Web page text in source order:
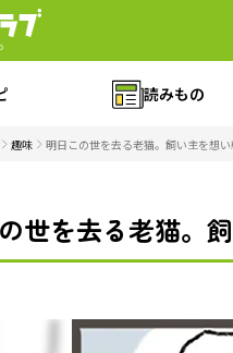
読みもの
趣味 明日この世を去る老猫。飼い主を想
世を去る老猫。